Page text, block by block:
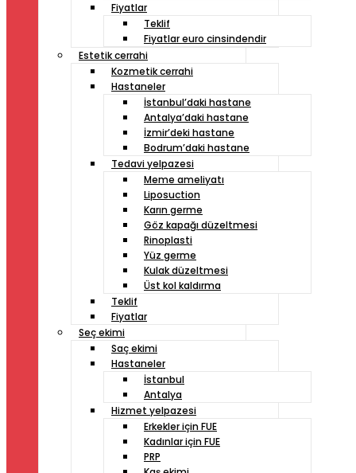
Fiyatlar
Teklif
Fiyatlar euro cinsindendir
Estetik cerrahi
Kozmetik cerrahi
Hastaneler
İstanbul’daki hastane
Antalya’daki hastane
İzmir’deki hastane
Bodrum’daki hastane
Tedavi yelpazesi
Meme ameliyatı
Liposuction
Karın germe
Göz kapağı düzeltmesi
Rinoplasti
Yüz germe
Kulak düzeltmesi
Üst kol kaldırma
Teklif
Fiyatlar
Seç ekimi
Saç ekimi
Hastaneler
İstanbul
Antalya
Hizmet yelpazesi
Erkekler için FUE
Kadınlar için FUE
PRP